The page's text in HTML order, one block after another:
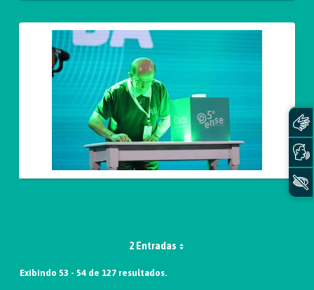
2 Entradas
Exibindo 53 - 54 de 127 resultados.